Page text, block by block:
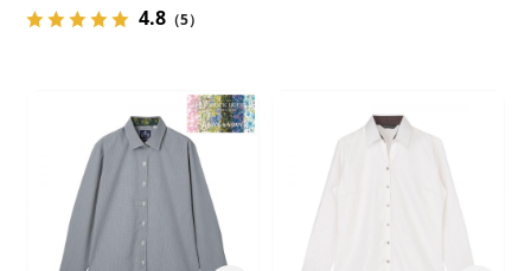
4.8（5）